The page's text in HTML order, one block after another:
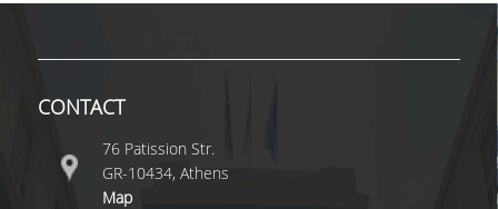
CONTACT
76 Patission Str.
GR-10434, Athens
Map